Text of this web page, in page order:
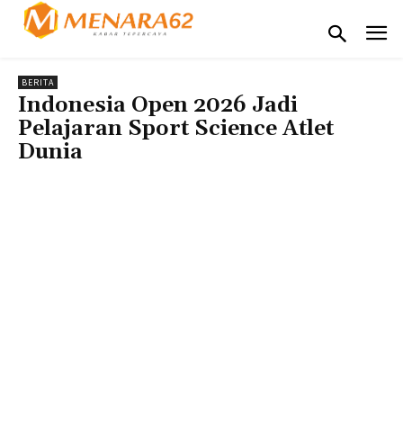
BERITA
Indonesia Open 2026 Jadi
Pelajaran Sport Science Atlet
Dunia